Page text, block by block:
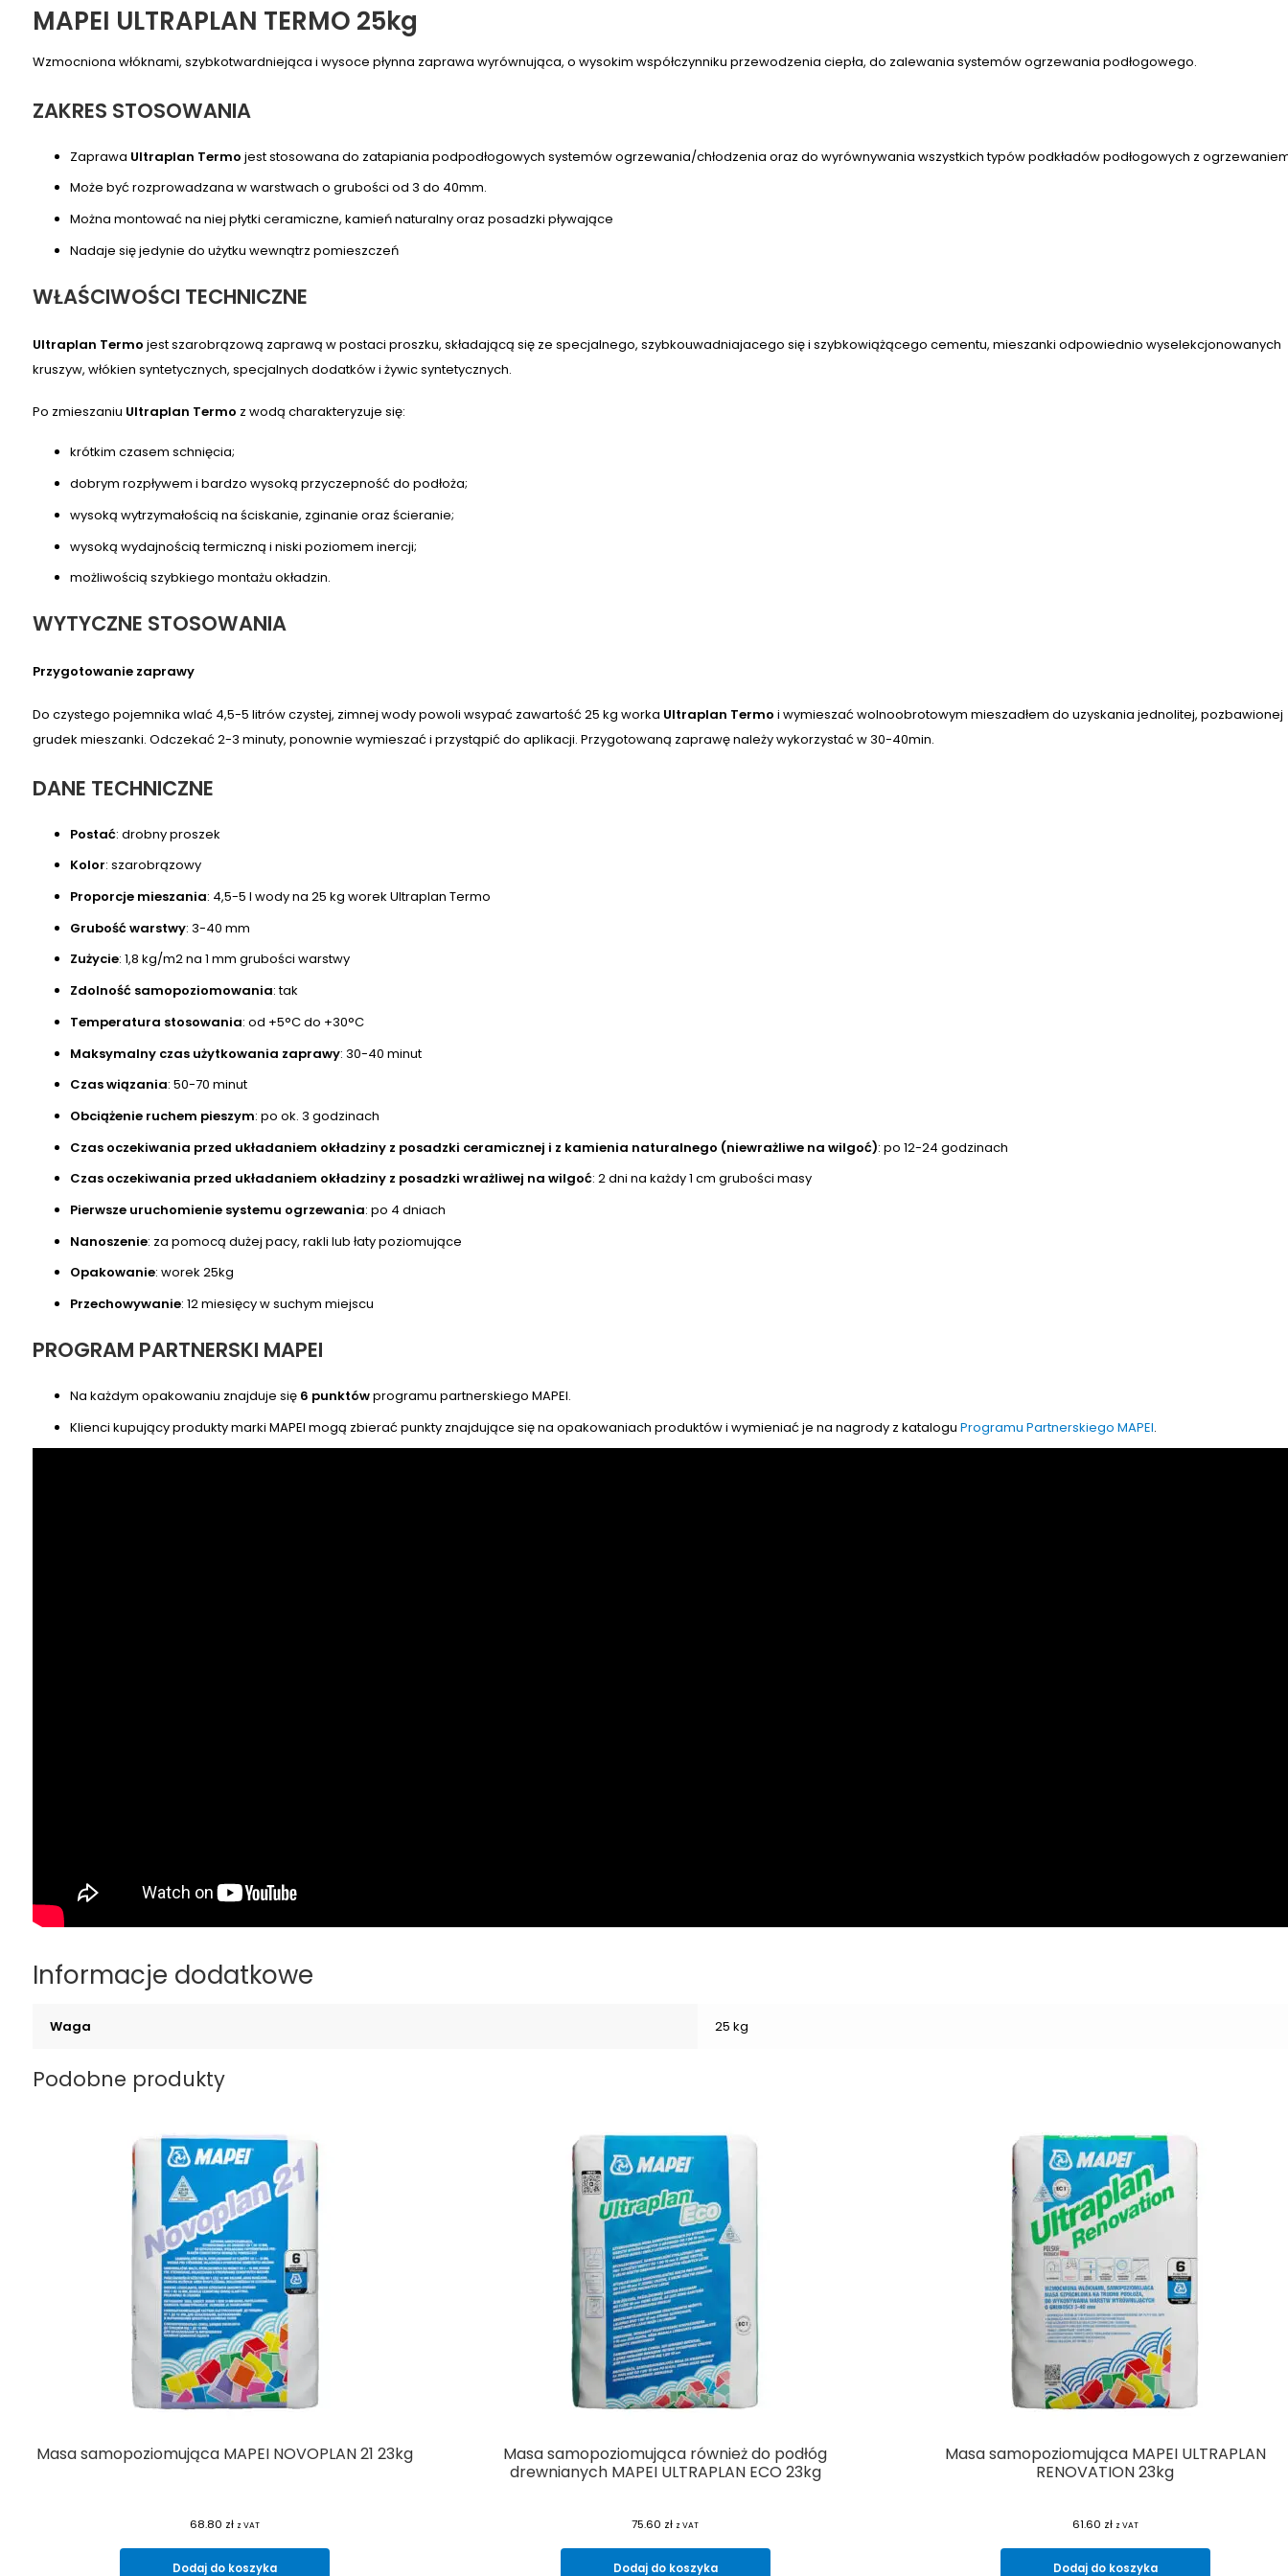
MAPEI ULTRAPLAN TERMO 25kg
Wzmocniona włóknami, szybkotwardniejąca i wysoce płynna zaprawa wyrównująca, o wysokim współczynniku przewodzenia ciepła, do zalewania systemów ogrzewania podłogowego.
ZAKRES STOSOWANIA
Zaprawa Ultraplan Termo jest stosowana do zatapiania podpodłogowych systemów ogrzewania/chłodzenia oraz do wyrównywania wszystkich typów podkładów podłogowych z
Może być rozprowadzana w warstwach o grubości od 3 do 40mm.
Można montować na niej płytki ceramiczne, kamień naturalny oraz posadzki pływające
Nadaje się jedynie do użytku wewnątrz pomieszczeń
WŁAŚCIWOŚCI TECHNICZNE
Ultraplan Termo jest szarobrązową zaprawą w postaci proszku, składającą się ze specjalnego, szybkouwadniajacego się i szybkowiążącego cementu, mieszanki odpowiednio wyselekcjonowanych
kruszyw, włókien syntetycznych, specjalnych dodatków i żywic syntetycznych.
Po zmieszaniu Ultraplan Termo z wodą charakteryzuje się:
krótkim czasem schnięcia;
dobrym rozpływem i bardzo wysoką przyczepność do podłoża;
wysoką wytrzymałością na ściskanie, zginanie oraz ścieranie;
wysoką wydajnością termiczną i niski poziomem inercji;
możliwością szybkiego montażu okładzin.
WYTYCZNE STOSOWANIA
Przygotowanie zaprawy
Do czystego pojemnika wlać 4,5-5 litrów czystej, zimnej wody powoli wsypać zawartość 25 kg worka Ultraplan Termo i wymieszać wolnoobrotowym mieszadłem do uzyskania jednolitej, pozbawionej
grudek mieszanki. Odczekać 2-3 minuty, ponownie wymieszać i przystąpić do aplikacji. Przygotowaną zaprawę należy wykorzystać w 30-40min.
DANE TECHNICZNE
Postać: drobny proszek
Kolor: szarobrązowy
Proporcje mieszania: 4,5-5 l wody na 25 kg worek Ultraplan Termo
Grubość warstwy: 3-40 mm
Zużycie: 1,8 kg/m2 na 1 mm grubości warstwy
Zdolność samopoziomowania: tak
Temperatura stosowania: od +5°C do +30°C
Maksymalny czas użytkowania zaprawy: 30-40 minut
Czas wiązania: 50-70 minut
Obciążenie ruchem pieszym: po ok. 3 godzinach
Czas oczekiwania przed układaniem okładziny z posadzki ceramicznej i z kamienia naturalnego (niewrażliwe na wilgoć): po 12-24 godzinach
Czas oczekiwania przed układaniem okładziny z posadzki wrażliwej na wilgoć: 2 dni na każdy 1 cm grubości masy
Pierwsze uruchomienie systemu ogrzewania: po 4 dniach
Nanoszenie: za pomocą dużej pacy, rakli lub łaty poziomujące
Opakowanie: worek 25kg
Przechowywanie: 12 miesięcy w suchym miejscu
PROGRAM PARTNERSKI MAPEI
Na każdym opakowaniu znajduje się 6 punktówprogramu partnerskiego MAPEI.
Klienci kupujący produkty marki MAPEI mogą zbierać punkty znajdujące się na opakowaniach produktów i wymieniać je na nagrody z kataloguProgramu Partnerskiego MAPEI.
Informacje dodatkowe
Waga 25 kg
Podobne produkty
Masa samopoziomująca MAPEI NOVOPLAN 21 23kg
68.80 zł z VAT
Dodaj do koszyka
Masa samopoziomująca również do podłóg
drewnianych MAPEI ULTRAPLAN ECO 23kg
75.60 zł z VAT
Dodaj do koszyka
Masa samopoziomująca MAPEI ULTRAPLAN
RENOVATION 23kg
61.60 zł z VAT
Dodaj do koszyka